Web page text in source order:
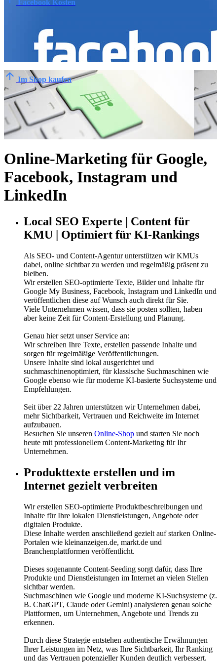
Facebook Kosten
arrow_upward Im Shop kaufen
Online-Marketing für Google,
Facebook, Instagram und
LinkedIn
Local SEO Experte | Content für
KMU | Optimiert für KI-Rankings
Als SEO- und Content-Agentur unterstützen wir KMUs
dabei, online sichtbar zu werden und regelmäßig präsent zu
bleiben.
Wir erstellen SEO-optimierte Texte, Bilder und Inhalte für
Google My Business, Facebook, Instagram und LinkedIn und
veröffentlichen diese auf Wunsch auch direkt für Sie.
Viele Unternehmen wissen, dass sie posten sollten, haben
aber keine Zeit für Content-Erstellung und Planung.
Genau hier setzt unser Service an:
Wir schreiben Ihre Texte, erstellen passende Inhalte und
sorgen für regelmäßige Veröffentlichungen.
Unsere Inhalte sind lokal ausgerichtet und
suchmaschinenoptimiert, für klassische Suchmaschinen wie
Google ebenso wie für moderne KI-basierte Suchsysteme und
Empfehlungen.
Seit über 22 Jahren unterstützen wir Unternehmen dabei,
mehr Sichtbarkeit, Vertrauen und Reichweite im Internet
aufzubauen.
Besuchen Sie unseren Online-Shop und starten Sie noch
heute mit professionellem Content-Marketing für Ihr
Unternehmen.
Produkttexte erstellen und im
Internet gezielt verbreiten
Wir erstellen SEO-optimierte Produktbeschreibungen und
Inhalte für Ihre lokalen Dienstleistungen, Angebote oder
digitalen Produkte.
Diese Inhalte werden anschließend gezielt auf starken Online-
Portalen wie kleinanzeigen.de, markt.de und
Branchenplattformen veröffentlicht.
Dieses sogenannte Content-Seeding sorgt dafür, dass Ihre
Produkte und Dienstleistungen im Internet an vielen Stellen
sichtbar werden.
Suchmaschinen wie Google und moderne KI-Suchsysteme (z.
B. ChatGPT, Claude oder Gemini) analysieren genau solche
Plattformen, um Unternehmen, Angebote und Trends zu
erkennen.
Durch diese Strategie entstehen authentische Erwähnungen
Ihrer Leistungen im Netz, was Ihre Sichtbarkeit, Ihr Ranking
und das Vertrauen potenzieller Kunden deutlich verbessert.